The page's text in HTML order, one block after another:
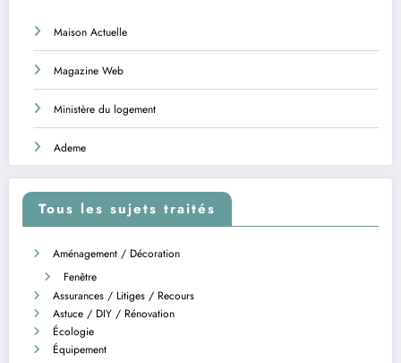
Maison Actuelle
Magazine Web
Ministère du logement
Ademe
Tous les sujets traités
Aménagement / Décoration
Fenêtre
Assurances / Litiges / Recours
Astuce / DIY / Rénovation
Écologie
Équipement